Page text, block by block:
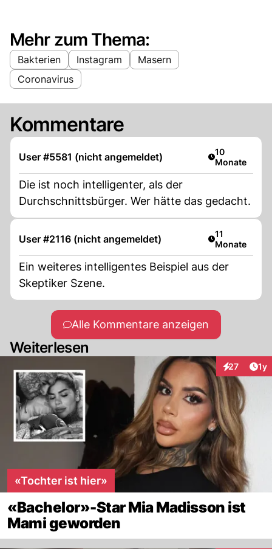
Mehr zum Thema:
Bakterien Instagram
Masern
Coronavirus
Kommentare
User #5581 (nicht angemeldet) Artikel
10
Monate
Die ist noch intelligenter, als der
Durchschnittsbürger. Wer hätte das gedacht.
User #2116 (nicht angemeldet) Artikel
11
Monate
Ein weiteres intelligentes Beispiel aus der
Skeptiker Szene.
Alle Kommentare anzeigen
Weiterlesen
27 1y
«Tochter ist hier»
«Bachelor»-Star Mia Madisson ist
Mami geworden